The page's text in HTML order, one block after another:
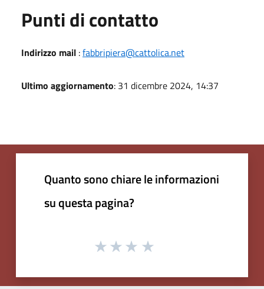
Punti di contatto
Indirizzo mail :fabbripiera@cattolica.net
Ultimo aggiornamento: 31 dicembre 2024, 14:37
Quanto sono chiare le informazioni
su questa pagina?